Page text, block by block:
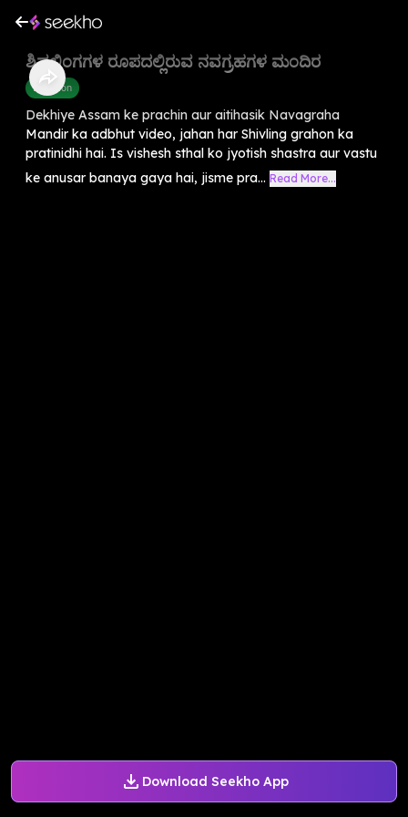
Download Seekho App
ಶಿವಲಿಂಗಗಳ ರೂಪದಲ್ಲಿರುವ ನವಗ್ರಹಗಳ ಮಂದಿರ
Devotion
Dekhiye Assam ke prachin aur aitihasik Navagraha
Mandir ka adbhut video, jahan har Shivling grahon ka
pratinidhi hai. Is vishesh sthal ko jyotish shastra aur vastu
ke anusar banaya gaya hai, jisme pra... Read More...